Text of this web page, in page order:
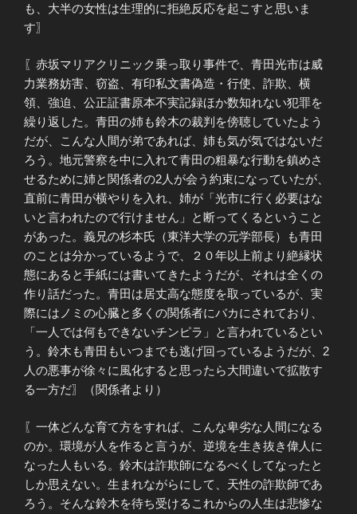
も、大半の女性は生理的に拒絶反応を起こすと思いま
す〗
〖赤坂マリアクリニック乗っ取り事件で、青田光市は威
力業務妨害、窃盗、有印私文書偽造・行使、詐欺、横
領、強迫、公正証書原本不実記録ほか数知れない犯罪を
繰り返した。青田の姉も鈴木の裁判を傍聴していたよう
だが、こんな人間が弟であれば、姉も気が気ではないだ
ろう。地元警察を中に入れて青田の粗暴な行動を鎮めさ
せるために姉と関係者の2人が会う約束になっていたが、
直前に青田が横やりを入れ、姉が「光市に行く必要はな
いと言われたので行けません」と断ってくるということ
があった。義兄の杉本氏（東洋大学の元学部長）も青田
のことは分かっているようで、２０年以上前より絶縁状
態にあると手紙には書いてきたようだが、それは全くの
作り話だった。青田は居丈高な態度を取っているが、実
際にはノミの心臓と多くの関係者にバカにされており、
「一人では何もできないチンピラ」と言われているとい
う。鈴木も青田もいつまでも逃げ回っているようだが、2
人の悪事が徐々に風化すると思ったら大間違いで拡散す
る一方だ〗（関係者より）
〖一体どんな育て方をすれば、こんな卑劣な人間になる
のか。環境が人を作ると言うが、逆境を生き抜き偉人に
なった人もいる。鈴木は詐欺師になるべくしてなったと
しか思えない。生まれながらにして、天性の詐欺師であ
ろう。そんな鈴木を待ち受けるこれからの人生は悲惨な